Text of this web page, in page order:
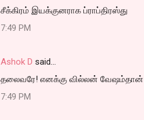
சீக்கிரம் இயக்குனராக ப்ராப்திரஸ்து
7:49 PM
Ashok D said…
தலைவரே! எனக்கு வில்லன் வேஷம்தான்
7:49 PM